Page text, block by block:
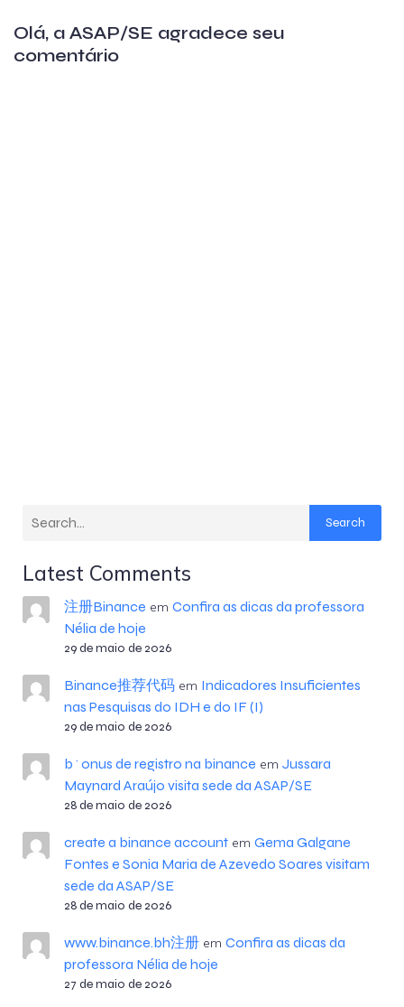
Olá, a ASAP/SE agradece seu
comentário
Search
Latest Comments
注册Binance em Confira as dicas da professora
Nélia de hoje
29 de maio de 2026
Binance推荐代码em Indicadores Insuficientes
nas Pesquisas do IDH e do IF (I)
29 de maio de 2026
b^onus de registro na binance em Jussara
Maynard Araújo visita sede da ASAP/SE
28 de maio de 2026
create a binance accountem Gema Galgane
Fontes e Sonia Maria de Azevedo Soares visitam
sede da ASAP/SE
28 de maio de 2026
www.binance.bh注册em Confira as dicas da
professora Nélia de hoje
27 de maio de 2026